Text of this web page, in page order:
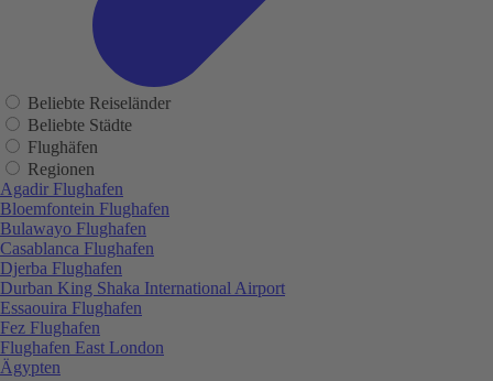
Beliebte Reiseländer
Beliebte Städte
Flughäfen
Regionen
Agadir Flughafen
Bloemfontein Flughafen
Bulawayo Flughafen
Casablanca Flughafen
Djerba Flughafen
Durban King Shaka International Airport
Essaouira Flughafen
Fez Flughafen
Flughafen East London
Ägypten